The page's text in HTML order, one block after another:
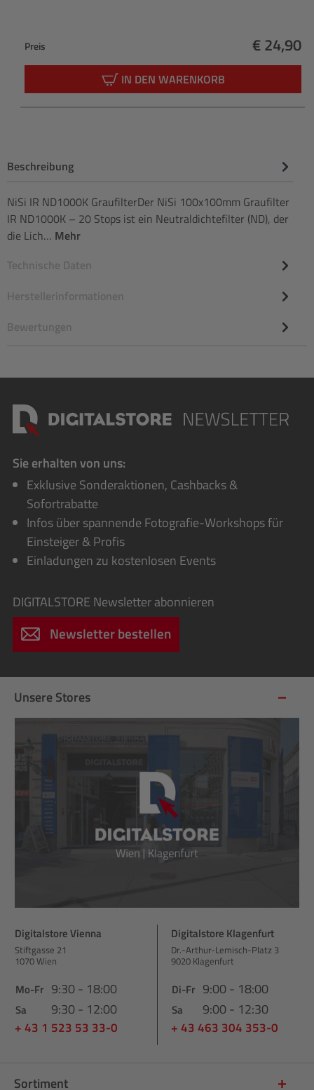
Preis € 24,90
IN DEN WARENKORB
Beschreibung
NiSi IR ND1000K GraufilterDer NiSi 100x100mm Graufilter
IR ND1000K – 20 Stops ist ein Neutraldichtefilter (ND), der
die Lich… Mehr
Technische Daten
Herstellerinformationen
Bewertungen
Sie erhalten von uns:
Exklusive Sonderaktionen, Cashbacks &
Sofortrabatte
Infos über spannende Fotografie-Workshops für
Einsteiger & Profis
Einladungen zu kostenlosen Events
DIGITALSTORE Newsletter abonnieren
Newsletter bestellen
Unsere Stores
Digitalstore Vienna
Stiftgasse 21
1070 Wien
Mo-Fr 9:30 - 18:00
Sa 9:30 - 12:00
+ 43 1 523 53 33-0
Digitalstore Klagenfurt
Dr.-Arthur-Lemisch-Platz 3
9020 Klagenfurt
Di-Fr 9:00 - 18:00
Sa 9:00 - 12:30
+ 43 463 304 353-0
Sortiment